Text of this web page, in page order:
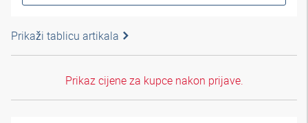
Prikaži tablicu artikala
Prikaz cijene za kupce nakon prijave.